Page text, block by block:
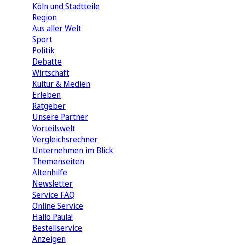
Köln und Stadtteile
Region
Aus aller Welt
Sport
Politik
Debatte
Wirtschaft
Kultur & Medien
Erleben
Ratgeber
Unsere Partner
Vorteilswelt
Vergleichsrechner
Unternehmen im Blick
Themenseiten
Altenhilfe
Newsletter
Service FAQ
Online Service
Hallo Paula!
Bestellservice
Anzeigen